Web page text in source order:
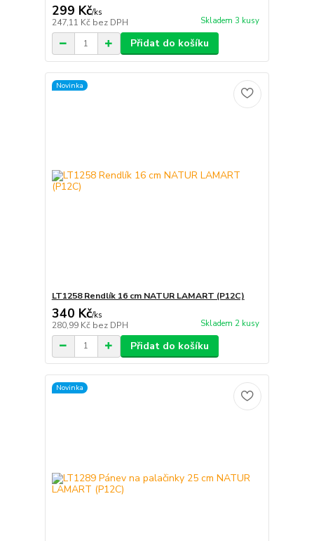
299 Kč/ks
247,11 Kč bez DPH Skladem 3 kusy
Přidat do košíku
Novinka
LT1258 Rendlík 16 cm NATUR LAMART (P12C)
340 Kč/ks
280,99 Kč bez DPH Skladem 2 kusy
Přidat do košíku
Novinka